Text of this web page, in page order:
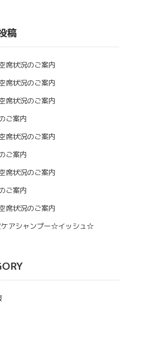
稿
席状況のご案内
席状況のご案内
席状況のご案内
ご案内
席状況のご案内
ご案内
席状況のご案内
ご案内
席状況のご案内
ケアシャンプー☆イッシュ☆